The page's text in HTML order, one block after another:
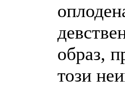
образ,
този